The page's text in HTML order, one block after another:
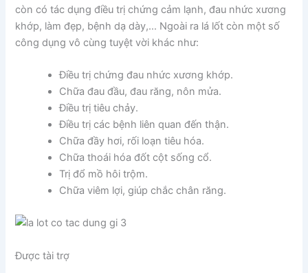
còn có tác dụng điều trị chứng cảm lạnh, đau nhức xương
khớp, làm đẹp, bệnh dạ dày,… Ngoài ra lá lốt còn một số
công dụng vô cùng tuyệt vời khác như:
Điều trị chứng đau nhức xương khớp.
Chữa đau đầu, đau răng, nôn mửa.
Điều trị tiêu chảy.
Điều trị các bệnh liên quan đến thận.
Chữa đầy hơi, rối loạn tiêu hóa.
Chữa thoái hóa đốt cột sống cổ.
Trị đổ mồ hôi trộm.
Chữa viêm lợi, giúp chắc chân răng.
Được tài trợ